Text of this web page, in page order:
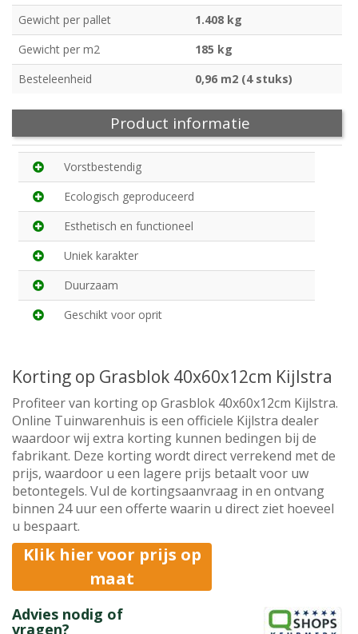
Gewicht per pallet
1.408 kg
Gewicht per m2
185 kg
Besteleenheid
0,96 m2 (4 stuks)
Product informatie
Vorstbestendig
Ecologisch geproduceerd
Esthetisch en functioneel
Uniek karakter
Duurzaam
Geschikt voor oprit
Korting op Grasblok 40x60x12cm Kijlstra
Profiteer van korting op Grasblok 40x60x12cm Kijlstra.
Online Tuinwarenhuis is een officiele Kijlstra dealer
waardoor wij extra korting kunnen bedingen bij de
fabrikant. Deze korting wordt direct verrekend met de
prijs, waardoor u een lagere prijs betaalt voor uw
betontegels. Vul de kortingsaanvraag in en ontvang
binnen 24 uur een offerte waarin u direct ziet hoeveel
u bespaart.
Klik hier voor prijs op
maat
Advies nodig of
vragen?